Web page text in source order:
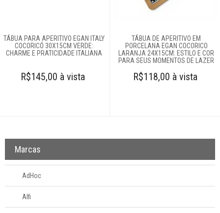
sushi
Decoração
Login
Criar conta
TÁBUA PARA APERITIVO EGAN ITALY
COCORICÓ 30X15CM VERDE:
CHARME E PRATICIDADE ITALIANA
R$145,00 à vista
TÁBUA DE APERITIVO EM
PORCELANA EGAN COCORICO
LARANJA 24X15CM: ESTILO E COR
PARA SEUS MOMENTOS DE LAZER
R$118,00 à vista
Marcas
AdHoc
Alfi